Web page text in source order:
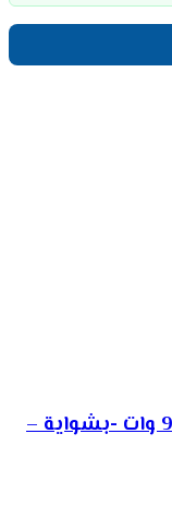
ميكرويف ميديا بلت ان 30 لتر – 900 وات -بشواية –